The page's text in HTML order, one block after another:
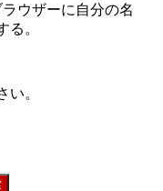
ウザーに自分の名
る。
い。